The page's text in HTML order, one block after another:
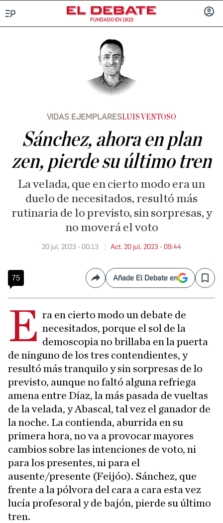
FUNDADO EN 1910
VIDAS EJEMPLARES LUIS VENTOSO
Sánchez, ahora en plan
zen, pierde su último tren
La velada, que en cierto modo era un
duelo de necesitados, resultó más
rutinaria de lo previsto, sin sorpresas, y
no moverá el voto
20 jul. 2023 - 00:13 Act. 20 jul. 2023 - 09:44
75 CompartirAñade El Debate en Save
E ra en cierto modo un debate de
necesitados, porque el sol de la
demoscopia no brillaba en la puerta
de ninguno de los tres contendientes, y
resultó más tranquilo y sin sorpresas de lo
previsto, aunque no faltó alguna refriega
amena entre Díaz, la más pasada de vueltas
de la velada, y Abascal, tal vez el ganador de
la noche. La contienda, aburrida en su
primera hora, no va a provocar mayores
cambios sobre las intenciones de voto, ni
para los presentes, ni para el
ausente/presente (Feijóo). Sánchez, que
frente a la pólvora del cara a cara esta vez
lucía profesoral y de bajón, pierde su último
tren.